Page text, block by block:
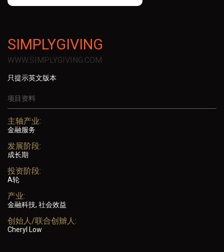
SIMPLYGIVING
WWW.SIMPLYGIVING.COM
只提示英文版本
项目资料
主轴产业:
金融服务
发展阶段:
成长期
投资阶段:
A轮
产业:
金融科技, 社会效益
创始人/联合创辧人:
Cheryl Low